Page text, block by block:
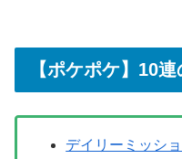
【ポケポケ】10
デイリーミッシ